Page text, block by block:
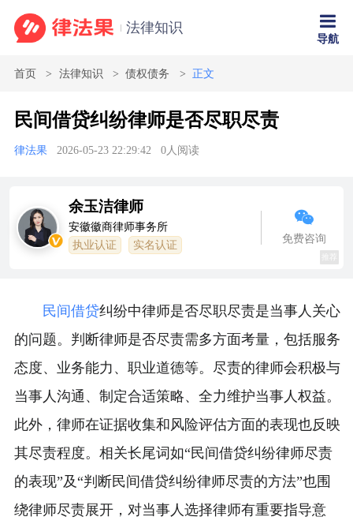
法律知识
导航
首页 法律知识 债权债务 正文
民间借贷纠纷律师是否尽职尽责
律法果 2026-05-23 22:29:42 0人阅读
余玉洁律师
安徽徽商律师事务所
执业认证 实名认证
免费咨询
民间借贷纠纷中律师是否尽职尽责是当事人关心
的问题。判断律师是否尽责需多方面考量，包括服务
态度、业务能力、职业道德等。尽责的律师会积极与
当事人沟通、制定合适策略、全力维护当事人权益。
此外，律师在证据收集和风险评估方面的表现也反映
其尽责程度。相关长尾词如“民间借贷纠纷律师尽责
的表现”及“判断民间借贷纠纷律师尽责的方法”也围
绕律师尽责展开，对当事人选择律师有重要指导意